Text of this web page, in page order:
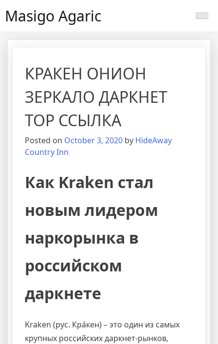
Masigo Agaric
КРАКЕН ОНИОН
ЗЕРКАЛО ДАРКНЕТ
ТОР ССЫЛКА
Posted on October 3, 2020 by HideAway
Country Inn
Как Kraken стал
новым лидером
наркорынка в
российском
даркнете
Kraken (рус. Кра́кен) – это один из самых
крупных российских даркнет-рынков,